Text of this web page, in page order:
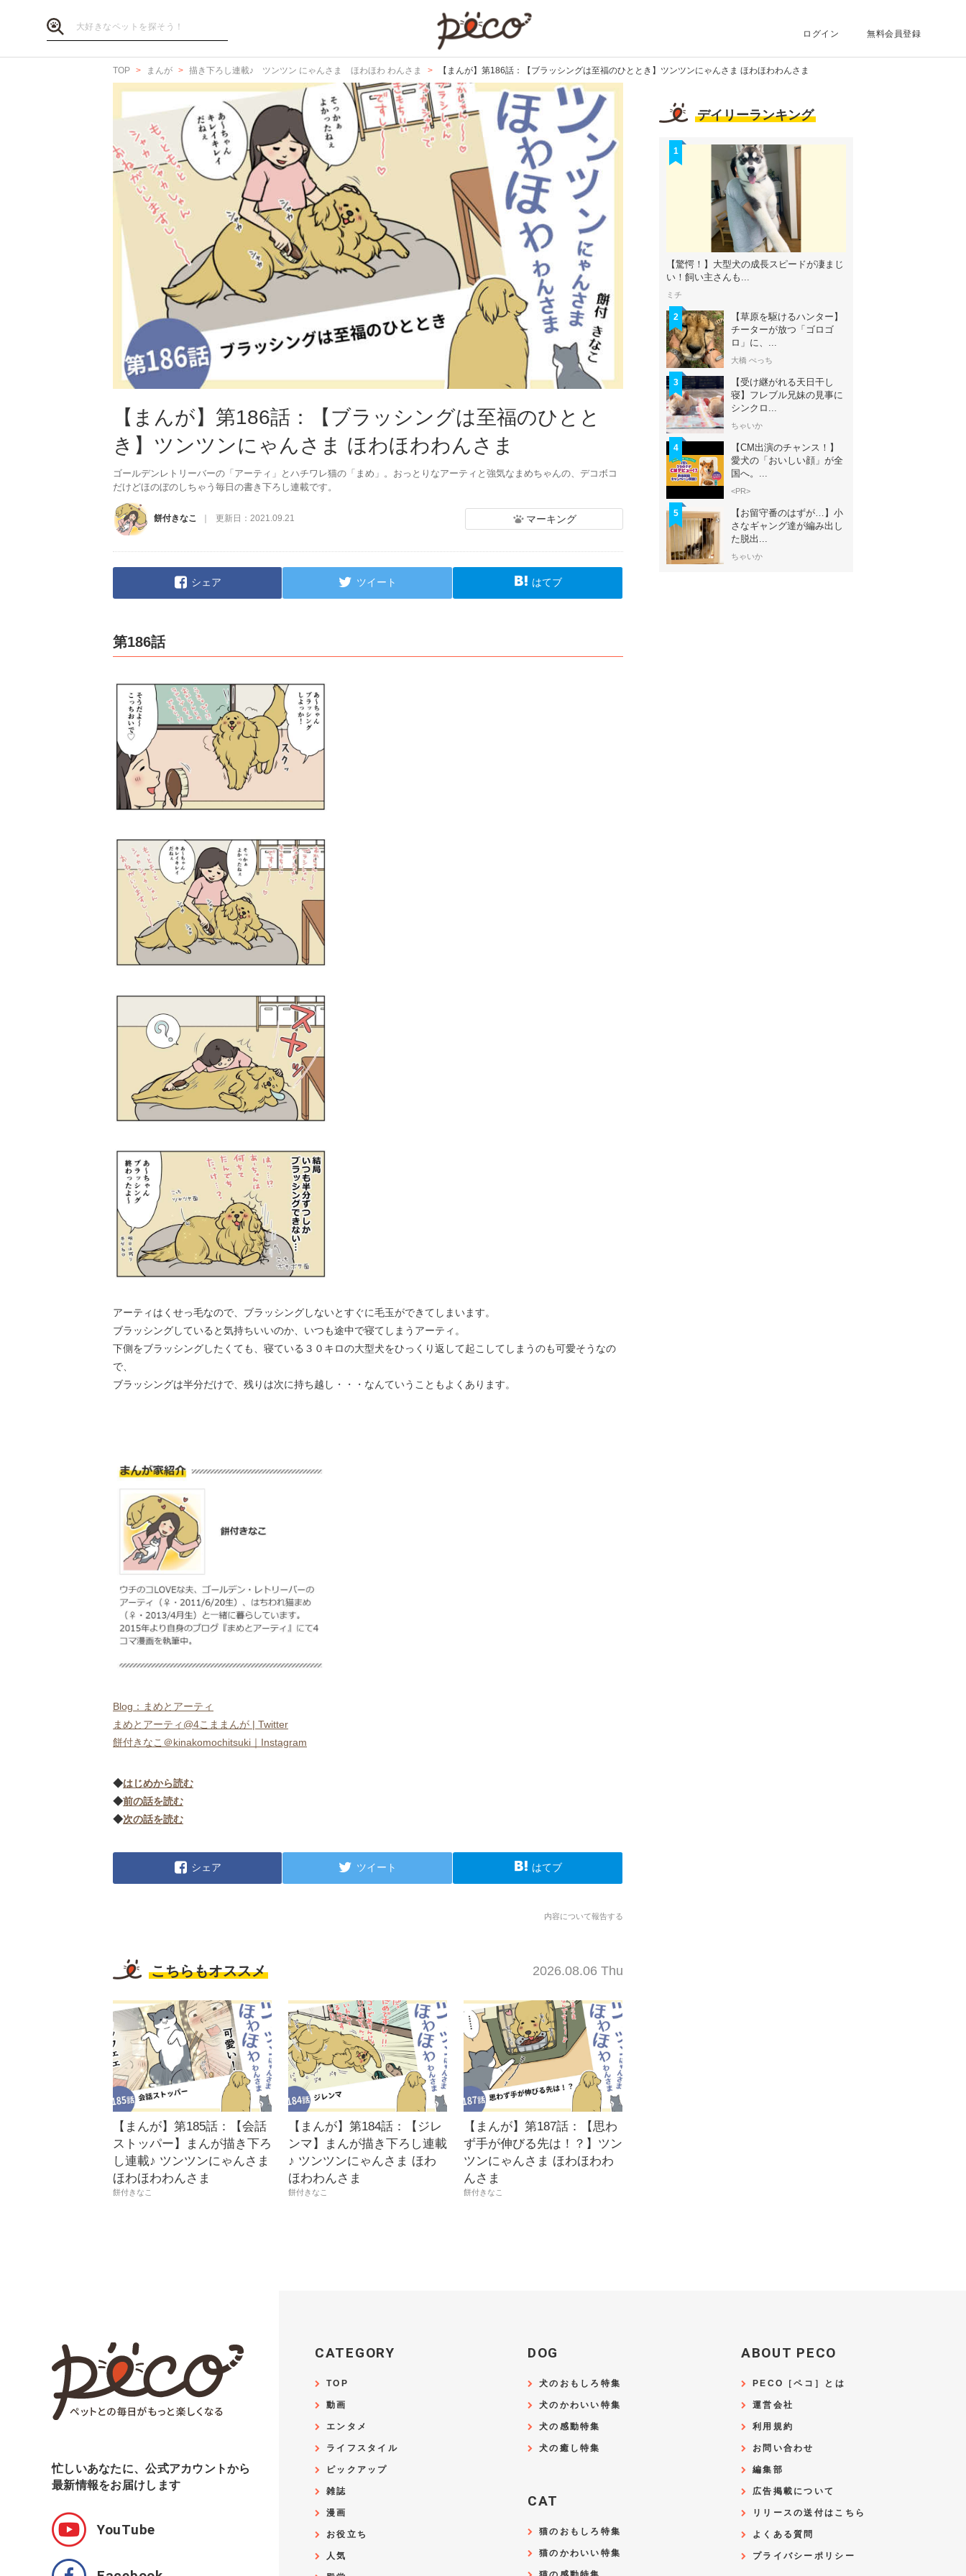
ログイン 無料会員登録
TOP まんが 描き下ろし連載♪ ツンツン にゃんさま ほわほわ わんさま 【まんが】第186話：【ブラッシングは至福のひととき】ツンツンにゃんさま ほわほわわんさま
【まんが】第186話：【ブラッシングは至福のひとと
き】ツンツンにゃんさま ほわほわわんさま
ゴールデンレトリーバーの「アーティ」とハチワレ猫の「まめ」。おっとりなアーティと強気なまめちゃんの、デコボコ
だけどほのぼのしちゃう毎日の書き下ろし連載です。
餅付きなこ 更新日： 2021.09.21 マーキング
シェア ツイート はてブ
第186話
アーティはくせっ毛なので、ブラッシングしないとすぐに毛玉ができてしまいます。
ブラッシングしていると気持ちいいのか、いつも途中で寝てしまうアーティ。
下側をブラッシングしたくても、寝ている３０キロの大型犬をひっくり返して起こしてしまうのも可愛そうなの
で、
ブラッシングは半分だけで、残りは次に持ち越し・・・なんていうこともよくあります。
Blog：まめとアーティ
まめとアーティ@4こままんが | Twitter
餅付きなこ＠kinakomochitsuki｜Instagram
◆はじめから読む
◆前の話を読む
◆次の話を読む
シェア ツイート はてブ
内容について報告する
こちらもオススメ 2026.08.06 Thu
【まんが】第185話：【会話
ストッパー】まんが描き下ろ
し連載♪ ツンツンにゃんさま
ほわほわわんさま
餅付きなこ
【まんが】第184話：【ジレ
ンマ】まんが描き下ろし連載
♪ ツンツンにゃんさま ほわ
ほわわんさま
餅付きなこ
【まんが】第187話：【思わ
ず手が伸びる先は！？】ツン
ツンにゃんさま ほわほわわ
んさま
餅付きなこ
デイリーランキング
1
【驚愕！】大型犬の成長スピードが凄まじ
い！飼い主さんも...
ミチ
2
【草原を駆けるハンター】
チーターが放つ「ゴロゴ
ロ」に、...
大橋 ぺっち
3
【受け継がれる天日干し
寝】フレブル兄妹の見事に
シンクロ...
ちゃいか
4
【CM出演のチャンス！】
愛犬の「おいしい顔」が全
国へ。...
<PR>
5
【お留守番のはずが…】小
さなギャング達が編み出し
た脱出...
ちゃいか
忙しいあなたに、公式アカウントから
最新情報をお届けします
YouTube
CATEGORY
TOP
動画
エンタメ
ライフスタイル
ピックアップ
雑誌
漫画
お役立ち
人気
DOG
犬のおもしろ特集
犬のかわいい特集
犬の感動特集
犬の癒し特集
CAT
猫のおもしろ特集
猫のかわいい特集
ABOUT PECO
PECO［ペコ］とは
運営会社
利用規約
お問い合わせ
編集部
広告掲載について
リリースの送付はこちら
よくある質問
プライバシーポリシー